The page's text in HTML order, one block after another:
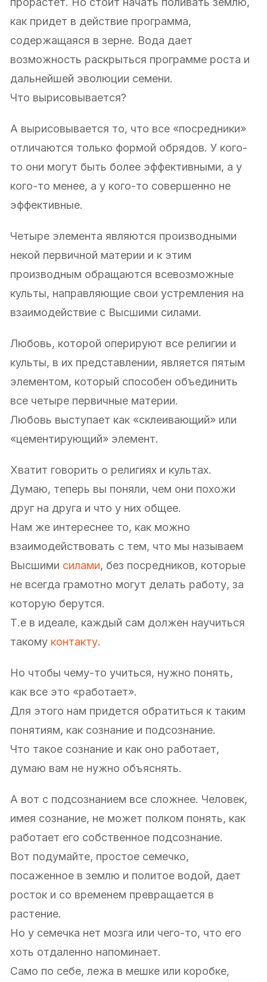
как придет в действие программа,
содержащаяся в зерне. Вода дает
возможность раскрыться программе роста и
дальнейшей эволюции семени.
Что вырисовывается?
А вырисовывается то, что все «посредники»
отличаются только формой обрядов. У кого-
то они могут быть более эффективными, а у
кого-то менее, а у кого-то совершенно не
эффективные.
Четыре элемента являются производными
некой первичной материи и к этим
производным обращаются всевозможные
культы, направляющие свои устремления на
взаимодействие с Высшими силами.
Любовь, которой оперируют все религии и
культы, в их представлении, является пятым
элементом, который способен объединить
все четыре первичные материи.
Любовь выступает как «склеивающий» или
«цементирующий» элемент.
Хватит говорить о религиях и культах.
Думаю, теперь вы поняли, чем они похожи
друг на друга и что у них общее.
Нам же интереснее то, как можно
взаимодействовать с тем, что мы называем
Высшими силами, без посредников, которые
не всегда грамотно могут делать работу, за
которую берутся.
Т.е в идеале, каждый сам должен научиться
такому контакту.
Но чтобы чему-то учиться, нужно понять,
как все это «работает».
Для этого нам придется обратиться к таким
понятиям, как сознание и подсознание.
Что такое сознание и как оно работает,
думаю вам не нужно объяснять.
А вот с подсознанием все сложнее. Человек,
имея сознание, не может полком понять, как
работает его собственное подсознание.
Вот подумайте, простое семечко,
посаженное в землю и политое водой, дает
росток и со временем превращается в
растение.
Но у семечка нет мозга или чего-то, что его
хоть отдаленно напоминает.
Само по себе, лежа в мешке или коробке,